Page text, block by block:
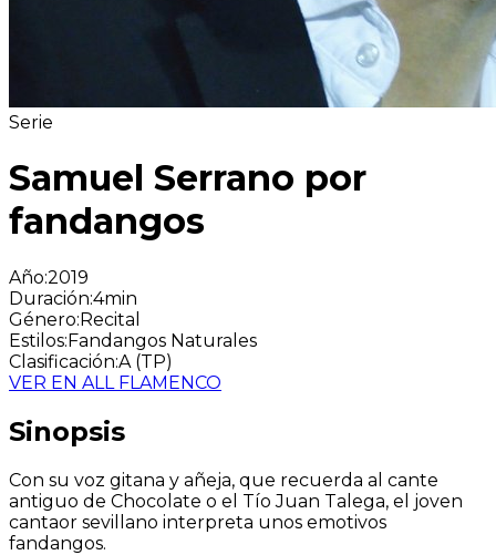
Serie
Samuel Serrano por
fandangos
Año:2019
Duración:4min
Género:Recital
Estilos:Fandangos Naturales
Clasificación:A (TP)
VER EN ALL FLAMENCO
Sinopsis
Con su voz gitana y añeja, que recuerda al cante
antiguo de Chocolate o el Tío Juan Talega, el joven
cantaor sevillano interpreta unos emotivos
fandangos.